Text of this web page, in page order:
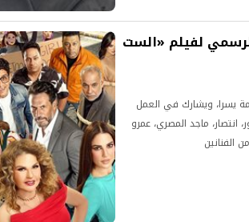
لفيلم «الست
يسرا، ويشارك في العمل
انتصار، ماجد المصري، عمرو
الفنانين